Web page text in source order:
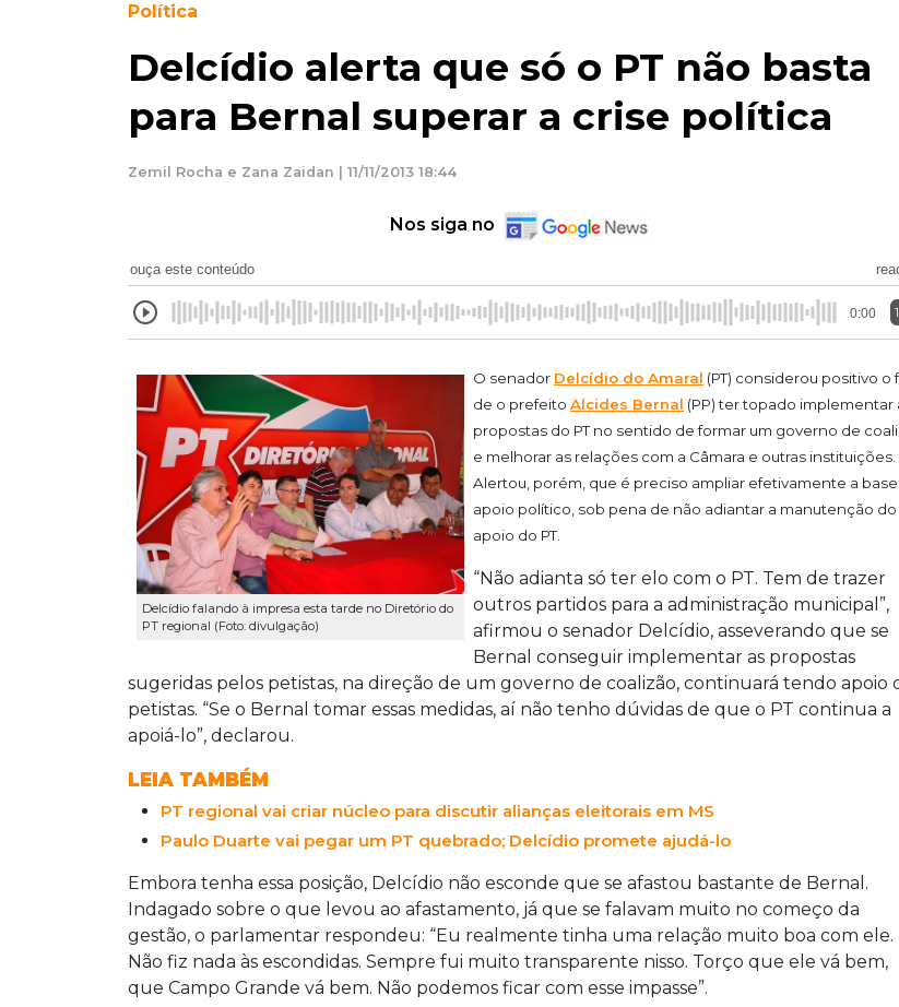
Política
Delcídio alerta que só o PT não basta
para Bernal superar a crise política
Zemil Rocha e Zana Zaidan | 11/11/2013 18:44
Nos siga no
ouça este conteúdo
0:00
Delcídio falando à impresa esta tarde no Diretório do
PT regional (Foto: divulgação)
O senador Delcídio do Amaral (PT) considerou positivo o
de o prefeito Alcides Bernal (PP) ter topado implementar
propostas do PT no sentido de formar um governo de
e melhorar as relações com a Câmara e outras instituições.
Alertou, porém, que é preciso ampliar efetivamente a
apoio político, sob pena de não adiantar a manutenção do
apoio do PT.
“Não adianta só ter elo com o PT. Tem de trazer
outros partidos para a administração municipal”,
afirmou o senador Delcídio, asseverando que se
Bernal conseguir implementar as propostas
sugeridas pelos petistas, na direção de um governo de coalizão, continuará tendo apoio
petistas. “Se o Bernal tomar essas medidas, aí não tenho dúvidas de que o PT continua a
apoiá-lo”, declarou.
LEIA TAMBÉM
PT regional vai criar núcleo para discutir alianças eleitorais em MS
Paulo Duarte vai pegar um PT quebrado; Delcídio promete ajudá-lo
Embora tenha essa posição, Delcídio não esconde que se afastou bastante de Bernal.
Indagado sobre o que levou ao afastamento, já que se falavam muito no começo da
gestão, o parlamentar respondeu: “Eu realmente tinha uma relação muito boa com ele.
Não fiz nada às escondidas. Sempre fui muito transparente nisso. Torço que ele vá bem,
que Campo Grande vá bem. Não podemos ficar com esse impasse”.